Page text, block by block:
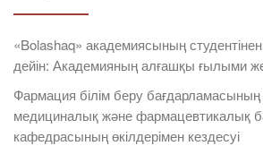
«Bolashaq» академиясының
дейін: Академияның алғашқы ғылыми
Фармация білім беру бағдарламасының
медициналық және фармацевтикалық
кафедрасының өкілдерімен кездесуі